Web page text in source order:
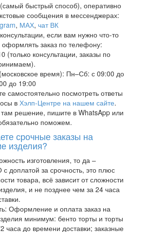
быстрый способ), оперативно
сообщения в мессенджерах:
, МАХ, чат ВК
если вам нужно что-то
оформлять заказ по телефону:
(только консультации, заказы по
время): Пн–Сб: с 09:00 до
до 19:00
самостоятельно посмотреть ответы
в Хэлп-Центре на нашем сайте.
решение, пишите в WhatsApp или
поможем.
срочные заказы на
изделия?
изготовления, то да –
доплатой за срочность, это плюс
товара, всё зависит от сложности
и не позднее чем за 24 часа
Оформление и оплата заказ на
минимум: бенто торты и торты
часа до времени доставки; заказные